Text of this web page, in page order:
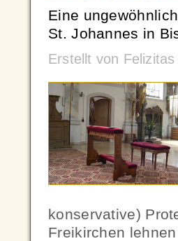
Eine
St. Johannes in
Erstellt von
konservative)
Freikirchen